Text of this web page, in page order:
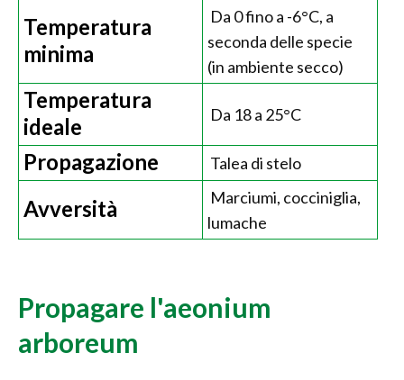
Temperatura
minima
Da 0 fino a -6°C, a
seconda delle specie
(in ambiente secco)
Temperatura
ideale
Da 18 a 25°C
Propagazione Talea di stelo
Avversità
Marciumi, cocciniglia,
lumache
Propagare l'aeonium
arboreum